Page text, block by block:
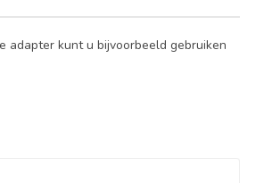
adapter kunt u bijvoorbeeld gebruiken